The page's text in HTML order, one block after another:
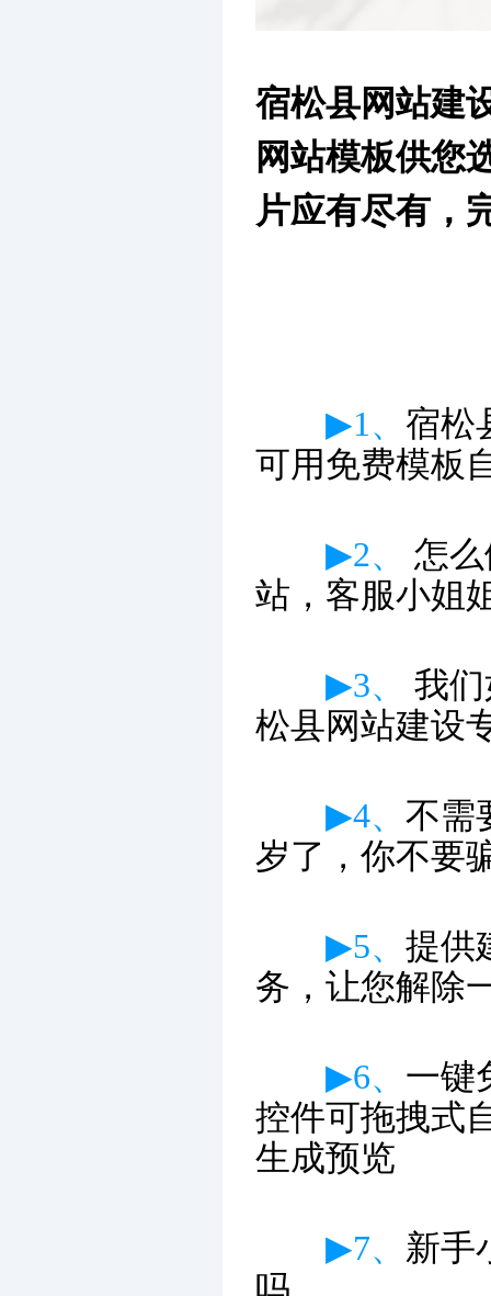
宿松县网站建
网站模板供您
片应有尽有，
▶1、 宿松
可用免费模板
▶2、 怎
站，客服小姐
▶3、 我
松县网站建设
▶4、 不需
岁了，你不要
▶5、 提供
务，让您解除
▶6、 一键
控件可拖拽式
生成预览
▶7、 新手